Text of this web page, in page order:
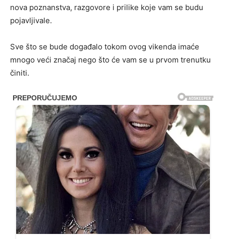
nova poznanstva, razgovore i prilike koje vam se budu
pojavljivale.
Sve što se bude događalo tokom ovog vikenda imaće
mnogo veći značaj nego što će vam se u prvom trenutku
činiti.